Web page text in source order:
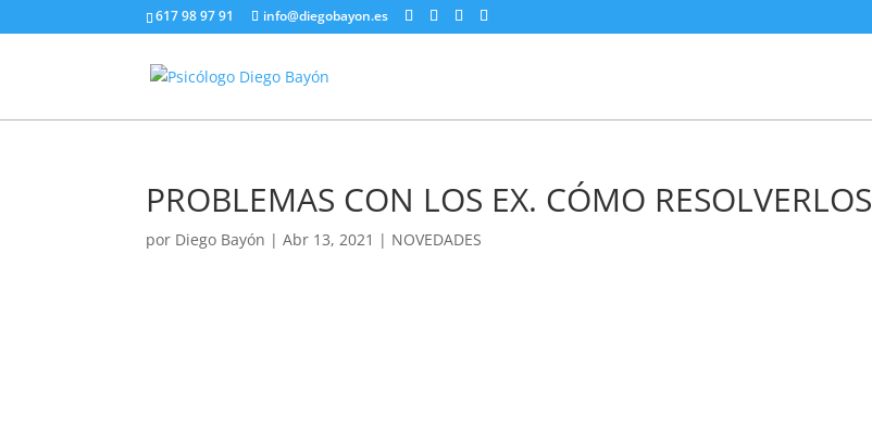
617 98 97 91 info@diegobayon.es
PROBLEMAS CON LOS EX. CÓMO RESOLVERLOS
por Diego Bayón |Abr 13, 2021 | NOVEDADES